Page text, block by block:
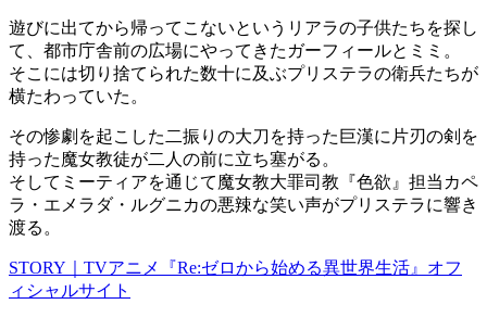
遊びに出てから帰ってこないというリアラの子供たちを探し
て、都市庁舎前の広場にやってきたガーフィールとミミ。
そこには切り捨てられた数十に及ぶプリステラの衛兵たちが
横たわっていた。
その惨劇を起こした二振りの大刀を持った巨漢に片刃の剣を
持った魔女教徒が二人の前に立ち塞がる。
そしてミーティアを通じて魔女教大罪司教『色欲』担当カペ
ラ・エメラダ・ルグニカの悪辣な笑い声がプリステラに響き
渡る。
STORY｜TVアニメ『Re:ゼロから始める異世界生活』オフ
ィシャルサイト